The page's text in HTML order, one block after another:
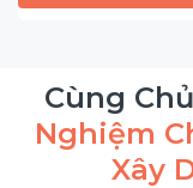
Cùng
Nghiệm
Xây